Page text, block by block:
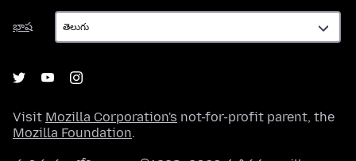
భాష
భాష
Visit Mozilla Corporation's not-for-profit parent, the
Mozilla Foundation.